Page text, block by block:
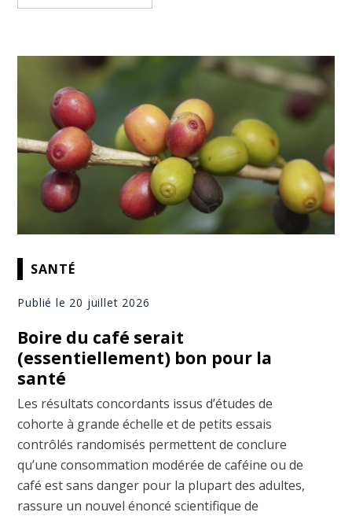
SANTÉ
Publié le 20 juillet 2026
Boire du café serait
(essentiellement) bon pour la
santé
Les résultats concordants issus d’études de
cohorte à grande échelle et de petits essais
contrôlés randomisés permettent de conclure
qu’une consommation modérée de caféine ou de
café est sans danger pour la plupart des adultes,
rassure un nouvel énoncé scientifique de